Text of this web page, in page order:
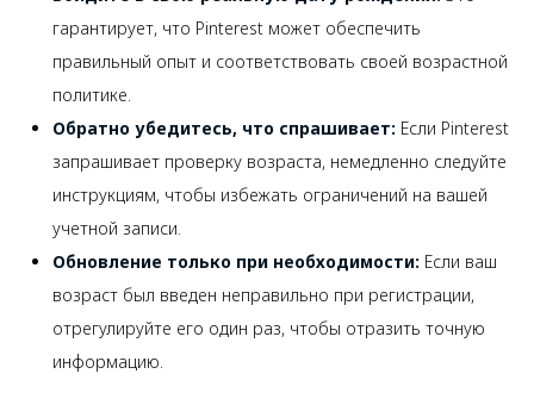
гарантирует, что Pinterest может обеспечить
правильный опыт и соответствовать своей возрастной
политике.
Обратно убедитесь, что спрашивает: Если Pinterest
запрашивает проверку возраста, немедленно следуйте
инструкциям, чтобы избежать ограничений на вашей
учетной записи.
Обновление только при необходимости: Если ваш
возраст был введен неправильно при регистрации,
отрегулируйте его один раз, чтобы отразить точную
информацию.